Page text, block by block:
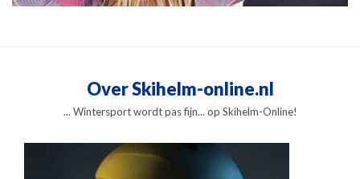
Over Skihelm-online.nl
... Wintersport wordt pas fijn... op Skihelm-Online!